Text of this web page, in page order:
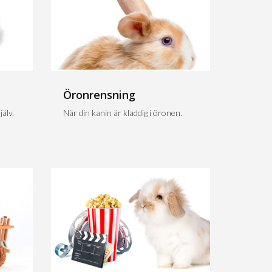
Öronrensning
När din kanin är kladdig i öronen.